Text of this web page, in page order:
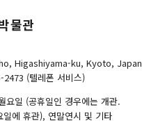
물관
Higashiyama-ku, Kyoto, Japan
(텔레폰 서비스)
요일 (공휴일인 경우에는 개관.
일에 휴관), 연말연시 및 기타